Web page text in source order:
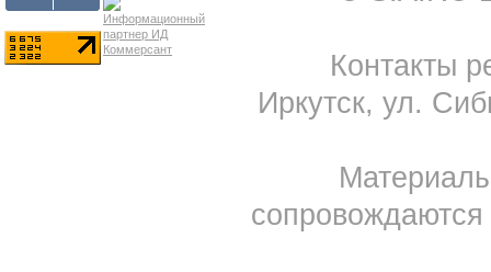
Контакты
Иркутск, ул.